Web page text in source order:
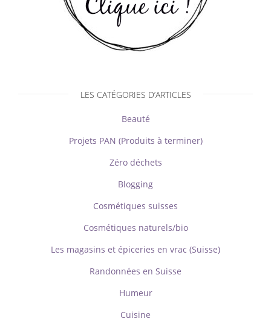
LES CATÉGORIES D’ARTICLES
Beauté
Projets PAN (Produits à terminer)
Zéro déchets
Blogging
Cosmétiques suisses
Cosmétiques naturels/bio
Les magasins et épiceries en vrac (Suisse)
Randonnées en Suisse
Humeur
Cuisine